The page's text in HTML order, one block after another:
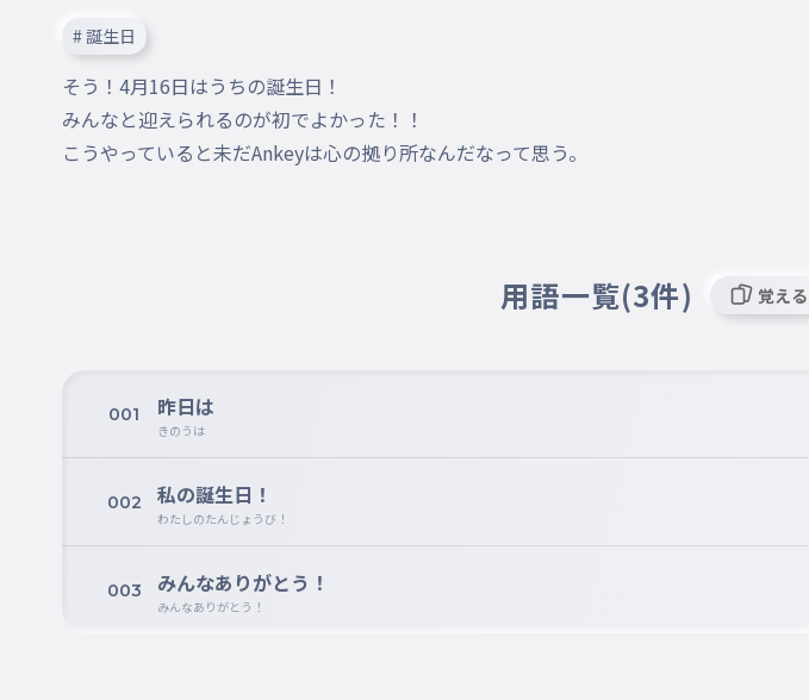
# 誕生日
そう！4月16日はうちの誕生日！
みんなと迎えられるのが初でよかった！！
こうやっていると未だAnkeyは心の拠り所なんだなって思う。
用語一覧(3件) 覚える
001 昨日は
きのうは
002 私の誕生日！
わたしのたんじょうび！
003 みんなありがとう！
みんなありがとう！